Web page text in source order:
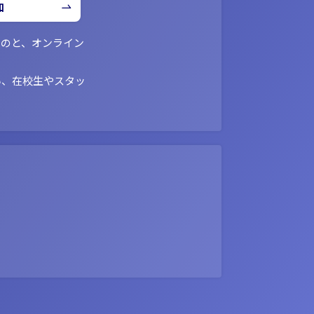
と、オンライン
在校生やスタッ